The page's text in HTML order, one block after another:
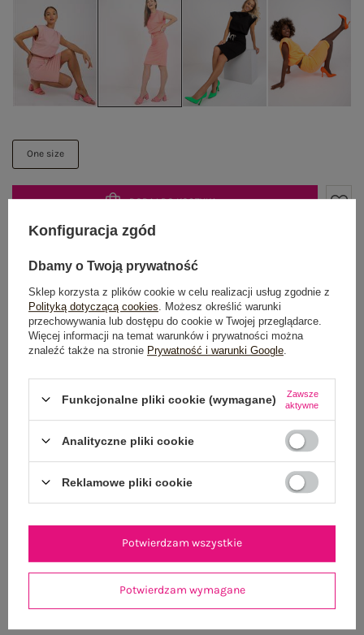
One size
DODAJ DO KOSZYKA
Możesz kupić także poprzez:
Dostawaod 7,99 zł
Do darmowej dostawy brakuje 200,00 zł
Wysyłka wponiedziałek
OPIS PRODUKTU
GŁÓWNE PARAMETRY
OPINIE O PRODUKCIE (0)
Konfiguracja zgód
Dbamy o Twoją prywatność
Sklep korzysta z plików cookie w celu realizacji usług zgodnie z
Polityką dotyczącą cookies . Możesz określić warunki
przechowywania lub dostępu do cookie w Twojej przeglądarce.
Więcej informacji na temat warunków i prywatności można
znaleźć także na stronie Prywatność i warunki Google
Funkcjonalne pliki cookie (wymagane)
Zawsze
aktywne
Analityczne pliki cookie
Reklamowe pliki cookie
Potwierdzam wymagane
Potwierdzam wszystkie